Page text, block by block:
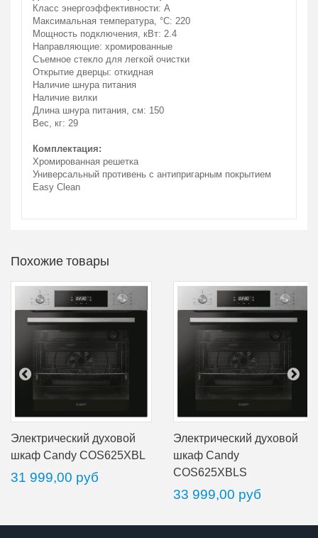
Класс энергоэффективности: A
Максимальная температура, °C: 220
Мощность подключения, кВт: 2.4
Направляющие: хромированные
Съемное стекло для легкой очистки
Открытие дверцы: откидная
Наличие шнура питания
Наличие вилки
Длина шнура питания, см: 150
Вес, кг: 29
Комплектация:
Хромированная решетка
Универсальный противень с антипригарным покрытием
Easy Clean
Похожие товары
Электрический духовой
шкаф Candy COS625XBL
31 999,00 руб
Электрический духовой
шкаф Candy
COS625XBLS
33 999,00 руб